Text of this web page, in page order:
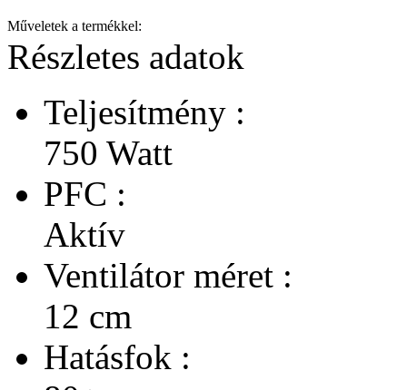
Műveletek a termékkel:
Részletes adatok
Teljesítmény :
750 Watt
PFC :
Aktív
Ventilátor méret :
12 cm
Hatásfok :